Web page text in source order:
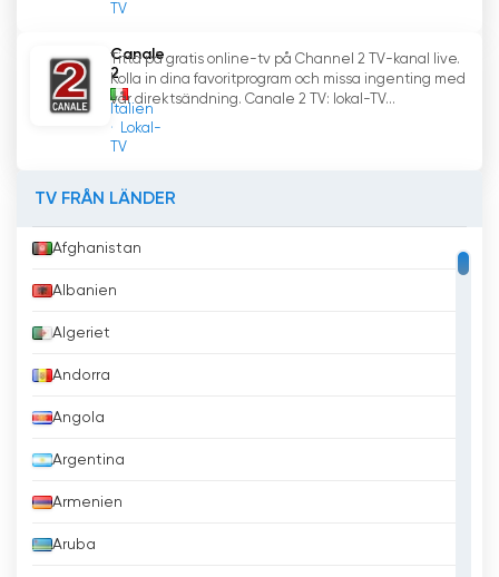
TV
Canale
2
Italien
Lokal-
TV
Titta på gratis online-tv på Channel 2 TV-kanal live.
Kolla in dina favoritprogram och missa ingenting med
vår direktsändning. Canale 2 TV: lokal-TV...
TV FRÅN LÄNDER
Afghanistan
Albanien
Algeriet
Andorra
Angola
Argentina
Armenien
Aruba